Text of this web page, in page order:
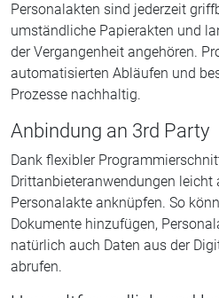
Personalakten sind jederzeit
umständliche Papierakten und
der Vergangenheit angehören.
automatisierten Abläufen und
Prozesse nachhaltig.
Anbindung an 3rd Party
Dank flexibler
Drittanbieteranwendungen leicht
Personalakte anknüpfen. So
Dokumente hinzufügen,
natürlich auch Daten aus der
abrufen.